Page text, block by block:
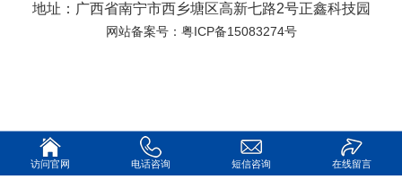
地址：广西省南宁市西乡塘区高新七路2号正鑫科技园
网站备案号：粤ICP备15083274号
访问官网 电话咨询 短信咨询 在线留言